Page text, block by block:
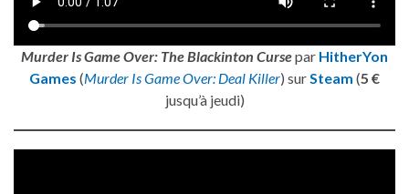
Murder Is Game Over: The Blackinton Cursepar HitherYon
Games (Murder Is Game Over: Deal Killer) surSteam (5 €
jusqu’à jeudi)